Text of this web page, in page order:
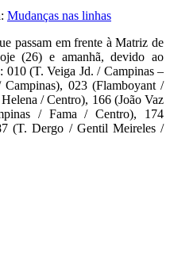
Mudanças nas linhas
passam em frente à Matriz de
(26) e amanhã, devido ao
010 (T. Veiga Jd. / Campinas –
023 (Flamboyant /
/ Centro), 166 (João Vaz
/ Fama / Centro), 174
(T. Dergo / Gentil Meireles /